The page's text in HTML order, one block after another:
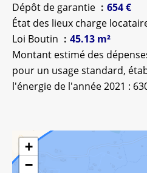
Dépôt de garantie
654 €
État des lieux charge
Loi Boutin
45.13 m²
Montant estimé des
pour un usage standard,
l'énergie de l'année 2021 :
+
−